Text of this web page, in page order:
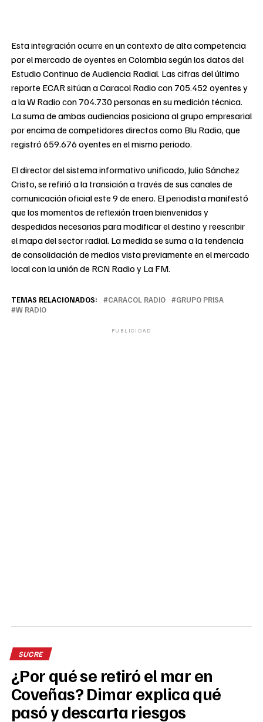
Esta integración ocurre en un contexto de alta competencia
por el mercado de oyentes en Colombia según los datos del
Estudio Continuo de Audiencia Radial. Las cifras del último
reporte ECAR sitúan a Caracol Radio con 705.452 oyentes y
a la W Radio con 704.730 personas en su medición técnica.
La suma de ambas audiencias posiciona al grupo empresarial
por encima de competidores directos como Blu Radio, que
registró 659.676 oyentes en el mismo periodo.
El director del sistema informativo unificado, Julio Sánchez
Cristo, se refirió a la transición a través de sus canales de
comunicación oficial este 9 de enero. El periodista manifestó
que los momentos de reflexión traen bienvenidas y
despedidas necesarias para modificar el destino y reescribir
el mapa del sector radial. La medida se suma a la tendencia
de consolidación de medios vista previamente en el mercado
local con la unión de RCN Radio y La FM.
TEMAS RELACIONADOS: CARACOL RADIO
GRUPO PRISA
W RADIO
PUBLICIDAD
SUCRE
¿Por qué se retiró el mar en
Coveñas? Dimar explica qué
pasó y descarta riesgos